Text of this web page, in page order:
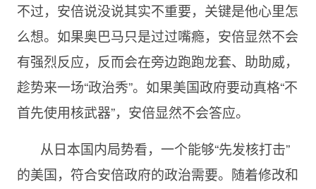
不过，安倍说没说其实不重要，关键是他心里怎
么想。如果奥巴马只是过过嘴瘾，安倍显然不会
有强烈反应，反而会在旁边跑跑龙套、助助威，
趁势来一场“政治秀”。如果美国政府要动真格“不
首先使用核武器”，安倍显然不会答应。
从日本国内局势看，一个能够“先发核打击”
的美国，符合安倍政府的政治需要。随着修改和